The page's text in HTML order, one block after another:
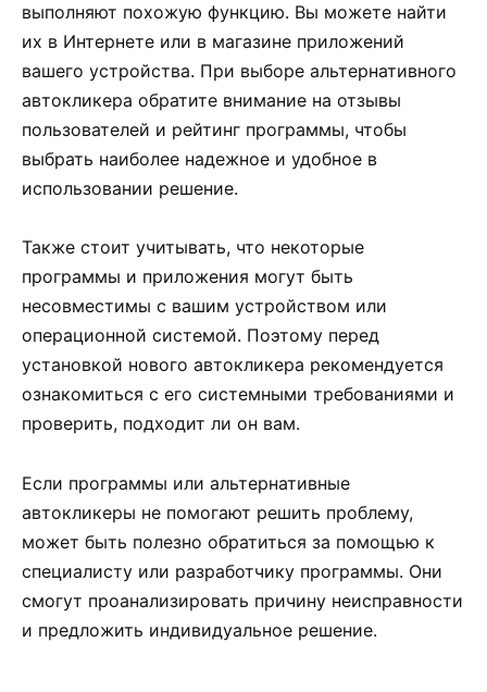
выполняют похожую функцию. Вы можете найти
их в Интернете или в магазине приложений
вашего устройства. При выборе альтернативного
автокликера обратите внимание на отзывы
пользователей и рейтинг программы, чтобы
выбрать наиболее надежное и удобное в
использовании решение.
Также стоит учитывать, что некоторые
программы и приложения могут быть
несовместимы с вашим устройством или
операционной системой. Поэтому перед
установкой нового автокликера рекомендуется
ознакомиться с его системными требованиями и
проверить, подходит ли он вам.
Если программы или альтернативные
автокликеры не помогают решить проблему,
может быть полезно обратиться за помощью к
специалисту или разработчику программы. Они
смогут проанализировать причину неисправности
и предложить индивидуальное решение.